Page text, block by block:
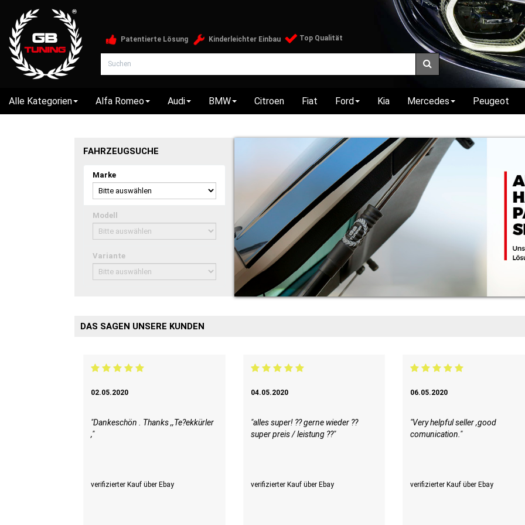
Patentierte Lösung Kinderleichter Einbau Top Qualität
Alle Kategorien Alfa Romeo Audi BMW Citroen Fiat Ford Kia Mercedes Peugeot
FAHRZEUGSUCHE
Marke
Bitte
auswählen
Modell
Bitte
auswählen
Variante
Bitte
auswählen
DAS SAGEN UNSERE KUNDEN
09.05.2020
"super"
verifizierter Kauf über Ebay
"Alles super verlaufen."
verifizierter Kauf über Ebay verifizierter Kauf über Ebay